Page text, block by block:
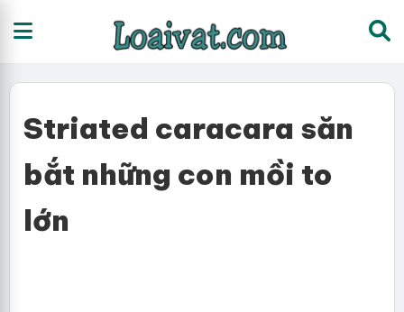
Striated caracara săn
bắt những con mồi to
lớn